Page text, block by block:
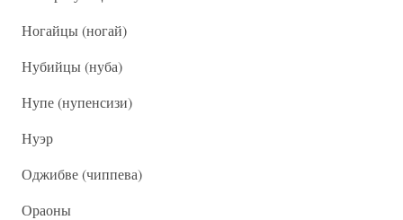
Ногайцы (ногай)
Нубийцы (нуба)
Нупе (нупенсизи)
Нуэр
Оджибве (чиппева)
Ораоны